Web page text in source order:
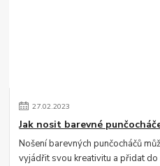
27.02.2023
Jak nosit barevné
Nošení barevných punčocháčů
vyjádřit svou kreativitu a přidat